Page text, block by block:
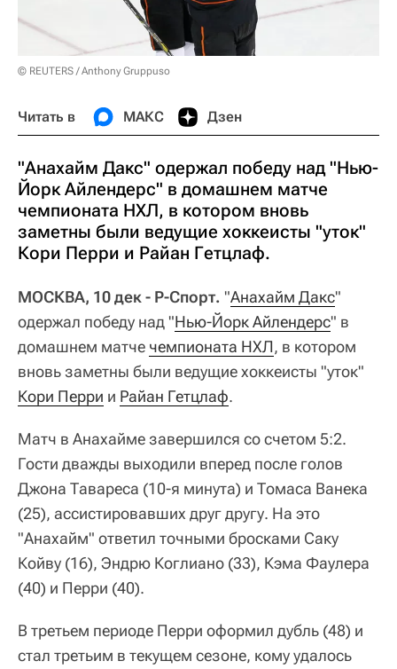
© REUTERS / Anthony Gruppuso
Читать в МАКС Дзен
"Анахайм Дакс" одержал победу над "Нью-
Йорк Айлендерс" в домашнем матче
чемпионата НХЛ, в котором вновь
заметны были ведущие хоккеисты "уток"
Кори Перри и Райан Гетцлаф.
МОСКВА, 10 дек - Р-Спорт. "Анахайм Дакс"
одержал победу над "Нью-Йорк Айлендерс" в
домашнем матче чемпионата НХЛ, в котором
вновь заметны были ведущие хоккеисты "уток"
Кори Перри и Райан Гетцлаф.
Матч в Анахайме завершился со счетом 5:2.
Гости дважды выходили вперед после голов
Джона Тавареса (10-я минута) и Томаса Ванека
(25), ассистировавших друг другу. На это
"Анахайм" ответил точными бросками Саку
Койву (16), Эндрю Коглиано (33), Кэма Фаулера
(40) и Перри (40).
В третьем периоде Перри оформил дубль (48) и
стал третьим в текущем сезоне, кому удалось